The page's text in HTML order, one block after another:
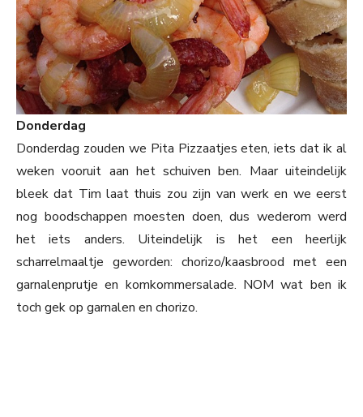
Donderdag
Donderdag zouden we Pita Pizzaatjes eten, iets dat ik al
weken vooruit aan het schuiven ben. Maar uiteindelijk
bleek dat Tim laat thuis zou zijn van werk en we eerst
nog boodschappen moesten doen, dus wederom werd
het iets anders. Uiteindelijk is het een heerlijk
scharrelmaaltje geworden: chorizo/kaasbrood met een
garnalenprutje en komkommersalade. NOM wat ben ik
toch gek op garnalen en chorizo.